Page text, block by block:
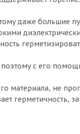
даже большие
с его
материала, не
герметичность,